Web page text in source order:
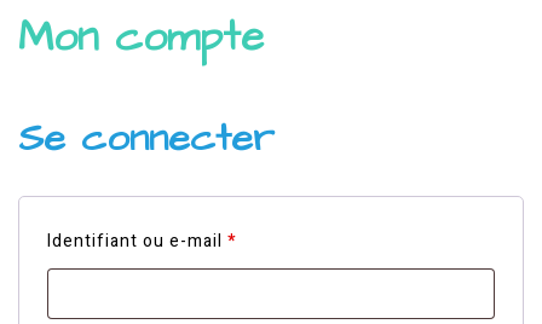
Mon compte
Se connecter
Identifiant ou e-mail *Obligatoire